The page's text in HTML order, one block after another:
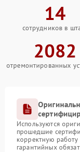
14
сотрудников в
2082
отремонтированных
Используются
прошедшие
корректную
гарантийных